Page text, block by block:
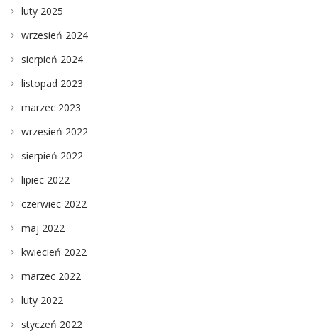
luty 2025
wrzesień 2024
sierpień 2024
listopad 2023
marzec 2023
wrzesień 2022
sierpień 2022
lipiec 2022
czerwiec 2022
maj 2022
kwiecień 2022
marzec 2022
luty 2022
styczeń 2022